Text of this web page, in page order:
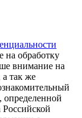
на обработку
внимaние нa
так же
опрeделенной
Российской